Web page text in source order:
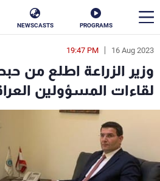
PROGRAMS
NEWSCASTS
16 Aug 2023
19:47 PM
وزير الزراعة اطلع من
لقاءات المسؤولين
en
الأخبار
سياسة
إقتصاد
منوعات